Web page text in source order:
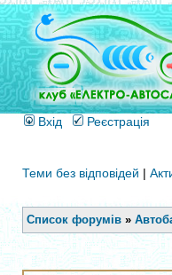
Вхід Реєстрація
Теми без відповідей |
Список форумів »